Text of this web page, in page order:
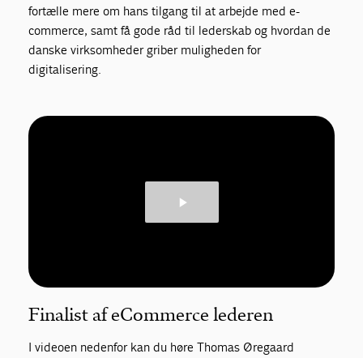
fortælle mere om hans tilgang til at arbejde med e-
commerce, samt få gode råd til lederskab og hvordan de
danske virksomheder griber muligheden for
digitalisering.
Finalist af eCommerce lederen
I videoen nedenfor kan du høre Thomas Øregaard